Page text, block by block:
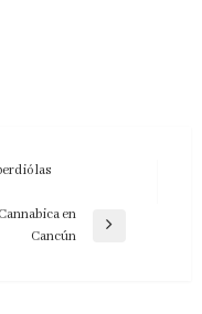
las
en
Cancún